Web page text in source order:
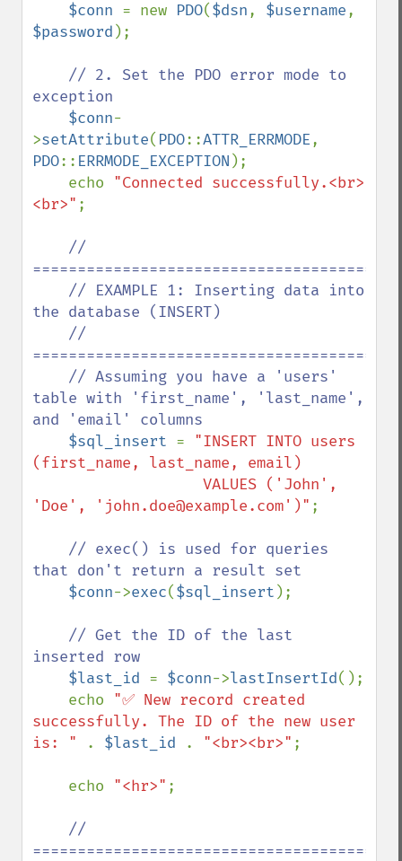
$conn = new PDO($dsn, $username
$password );
// 2. Set the PDO error mode to
exception
$conn-
>setAttribute( PDO::ATTR_ERRMODE
PDO:: ERRMODE_EXCEPTION );
    echo
"Connected successfully.<br>
<br>" ;
//
the database (INSERT)
table with 'first_name', 'last_name',
and 'email' columns
$sql_insert = "INSERT INTO users
(first_name, last_name, email)
'Doe', 'john.doe@example.com')" ;
// exec() is used for queries
that don't return a result set
$conn->exec($sql_insert );
// Get the ID of the last
inserted row
$last_id = $conn->lastInsertId();
    echo
"✅ New record created
successfully. The ID of the new user
is: "
. $last_id . "<br><br>" ;
    echo
"<hr>" ;
//